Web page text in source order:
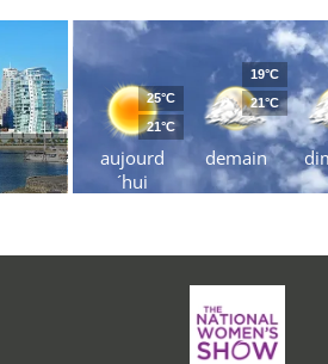
aujourd
´hui
25°C
21°C
demain
19°C
21°C